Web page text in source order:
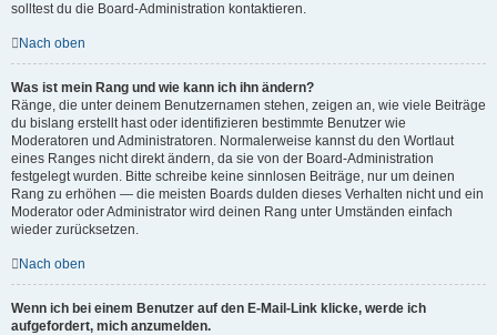
solltest du die Board-Administration kontaktieren.
Nach oben
Was ist mein Rang und wie kann ich ihn ändern?
Ränge, die unter deinem Benutzernamen stehen, zeigen an, wie viele Beiträge
du bislang erstellt hast oder identifizieren bestimmte Benutzer wie
Moderatoren und Administratoren. Normalerweise kannst du den Wortlaut
eines Ranges nicht direkt ändern, da sie von der Board-Administration
festgelegt wurden. Bitte schreibe keine sinnlosen Beiträge, nur um deinen
Rang zu erhöhen — die meisten Boards dulden dieses Verhalten nicht und ein
Moderator oder Administrator wird deinen Rang unter Umständen einfach
wieder zurücksetzen.
Nach oben
Wenn ich bei einem Benutzer auf den E-Mail-Link klicke, werde ich
aufgefordert, mich anzumelden.